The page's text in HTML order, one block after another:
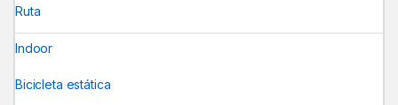
Ruta
Indoor
Bicicleta estática